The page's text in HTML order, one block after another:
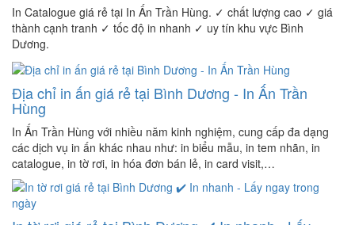
In Catalogue giá rẻ tại In Ấn Trần Hùng. ✓ chất lượng cao ✓ giá
thành cạnh tranh ✓ tốc độ in nhanh ✓ uy tín khu vực Bình
Dương.
Địa chỉ in ấn giá rẻ tại Bình Dương - In Ấn Trần
Hùng
In Ấn Trần Hùng với nhiều năm kinh nghiệm, cung cấp đa dạng
các dịch vụ in ấn khác nhau như: in biểu mẫu, in tem nhãn, in
catalogue, in tờ rơi, in hóa đơn bán lẻ, in card visit,…